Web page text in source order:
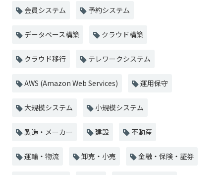
会員システム 予約システム
データベース構築 クラウド構築
クラウド移行 テレワークシステム
AWS (Amazon Web Services) 運用保守
大規模システム 小規模システム
製造・メーカー 建設 不動産
運輸・物流 卸売・小売 金融・保険・証券